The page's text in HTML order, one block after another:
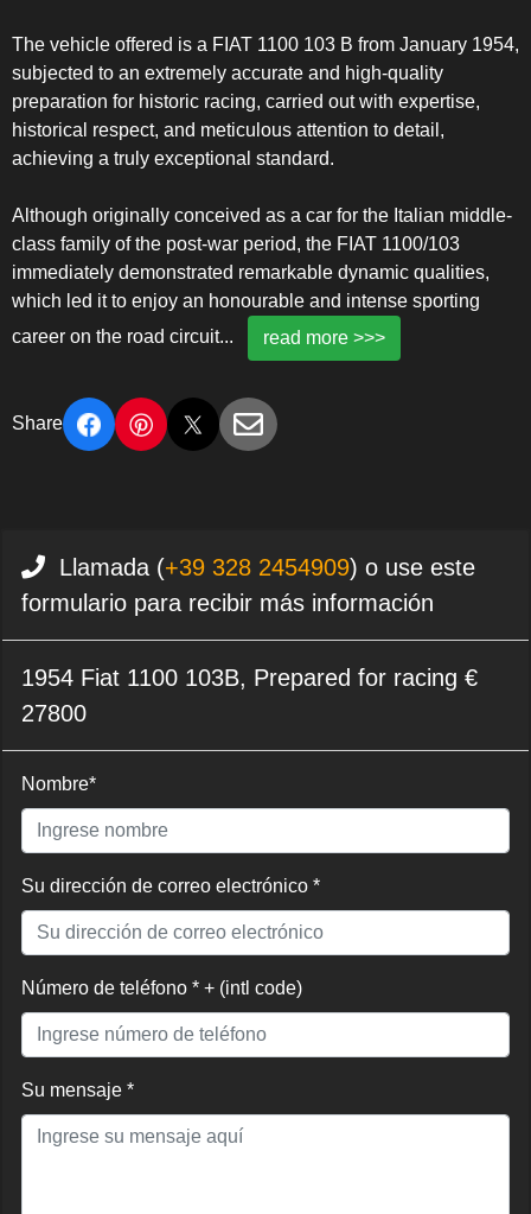
The vehicle offered is a FIAT 1100 103 B from January 1954,
subjected to an extremely accurate and high-quality
preparation for historic racing, carried out with expertise,
historical respect, and meticulous attention to detail,
achieving a truly exceptional standard.
Although originally conceived as a car for the Italian middle-
class family of the post-war period, the FIAT 1100/103
immediately demonstrated remarkable dynamic qualities,
which led it to enjoy an honourable and intense sporting
career on the road circuit... read more >>>
Share
Llamada (+39 328 2454909) o use este
formulario para recibir más información
1954 Fiat 1100 103B, Prepared for racing €
27800
Nombre*
Su dirección de correo electrónico *
Número de teléfono * + (intl code)
Su mensaje *